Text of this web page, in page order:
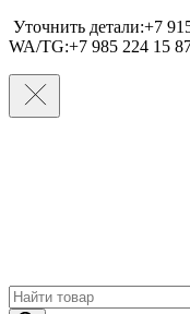
Уточнить детали:+7
WA/TG:+7 985 224 15
Поиск